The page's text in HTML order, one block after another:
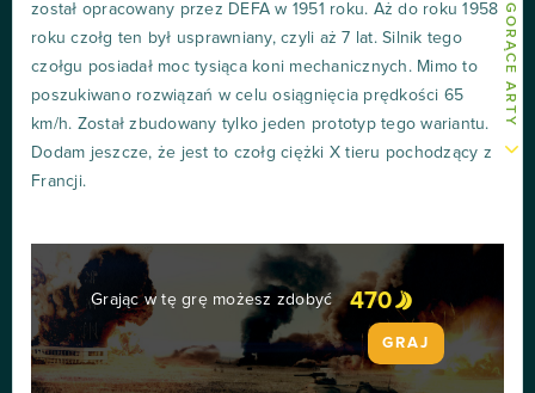
GORĄCE ARTY
został opracowany przez DEFA w 1951 roku. Aż do roku 1958
roku czołg ten był usprawniany, czyli aż 7 lat. Silnik tego
czołgu posiadał moc tysiąca koni mechanicznych. Mimo to
poszukiwano rozwiązań w celu osiągnięcia prędkości 65
km/h. Został zbudowany tylko jeden prototyp tego wariantu.
Dodam jeszcze, że jest to czołg ciężki X tieru pochodzący z
Francji.
Grając w tę grę możesz zdobyć 470
GRAJ